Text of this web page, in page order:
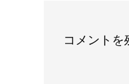
コメントを